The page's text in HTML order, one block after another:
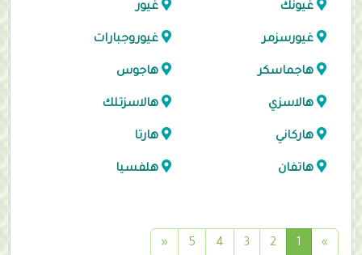
غيونك غيور
غيورسزمر غيوروجبارات
هاجماسكر هاجوس
هالاسزي هالاسزتلك
هاركاني هارتا
هاتفان هلفسيا
»
1
(
2
3
4
5
«